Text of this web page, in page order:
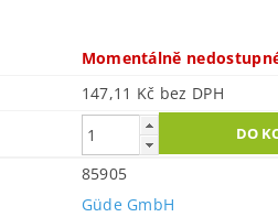
Momentálně
147,11 Kč bez DPH
85905
Güde GmbH